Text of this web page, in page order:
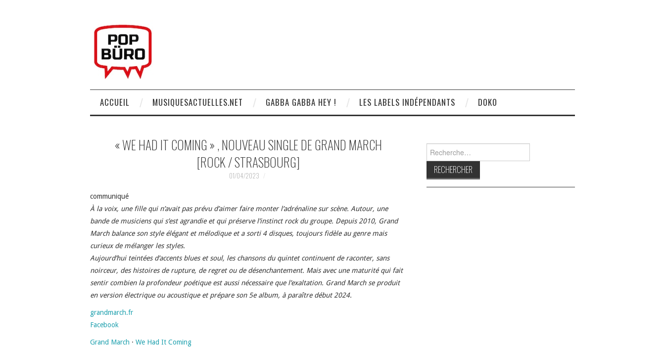
ACCUEIL MUSIQUESACTUELLES.NET GABBA GABBA HEY ! LES LABELS INDÉPENDANTS DOKO
« WE HAD IT COMING » , NOUVEAU SINGLE DE GRAND MARCH
[ROCK / STRASBOURG]
01/04/2023
communiqué
À la voix, une fille qui n’avait pas prévu d’aimer faire monter l’adrénaline sur scène. Autour, une
bande de musiciens qui s’est agrandie et qui préserve l’instinct rock du groupe. Depuis 2010, Grand
March balance son style élégant et mélodique et a sorti 4 disques, toujours fidèle au genre mais
curieux de mélanger les styles.
Aujourd’hui teintées d’accents blues et soul, les chansons du quintet continuent de raconter, sans
noirceur, des histoires de rupture, de regret ou de désenchantement. Mais avec une maturité qui fait
sentir combien la profondeur poétique est aussi nécessaire que l’exaltation. Grand March se produit
en version électrique ou acoustique et prépare son 5e album, à paraître début 2024.
grandmarch.fr
Facebook
Grand March · We Had It Coming